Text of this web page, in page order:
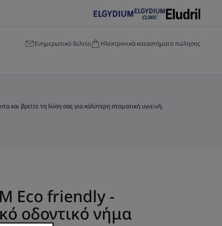
Ενημερωτικό δελτίο Ηλεκτρονικά καταστήματα πώλησης
και βρείτε τη λύση σας για καλύτερη στοματική υγιεινή.
Eco friendly -
οδοντικό νήμα